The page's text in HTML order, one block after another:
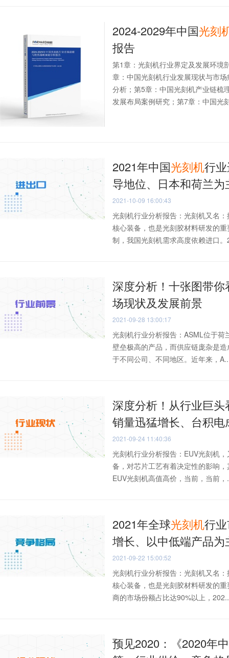
2024-2029年中国光刻
报告
第1章：光刻机行业界定及发展环境
章：中国光刻机行业发展现状与市
分析；第5章：中国光刻机产业链梳
发展布局案例研究；第7章：中国光
2021年中国光刻机行
导地位、日本和荷兰
2021-10-09 16:00:43
光刻机行业分析报告：光刻机又名
核心装备，也是光刻胶材料研发的
制，我国光刻机需求高度依赖进口
深度分析！十张图带
场现状及发展前景
2021-09-28 13:00:17
光刻机行业分析报告：ASML位于
壁垒极高的产品，而供应链庞杂是
于不同公司、不同地区。近年来，
深度分析！从行业巨
销量迅猛增长、台积电
2021-09-24 11:40:36
光刻机行业分析报告：EUV光刻机
备，对芯片工艺有着决定性的影响
EUV光刻机高值高价，当前，当前，
2021年全球光刻机行
增长、以中低端产品为
2021-09-22 15:00:52
光刻机行业分析报告：光刻机又名
核心装备，也是光刻胶材料研发的
商的市场份额占比达90%以上，
预见2020：《2020年